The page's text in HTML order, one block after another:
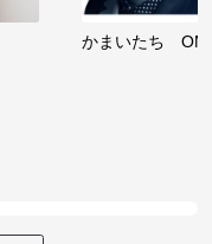
かまいたち